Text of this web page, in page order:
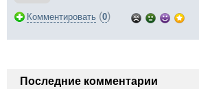
Комментировать (0)
Последние комментарии